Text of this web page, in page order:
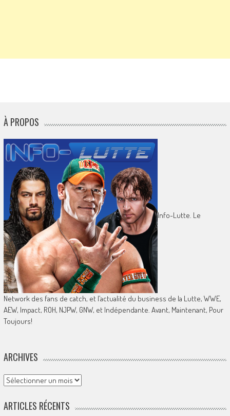
À PROPOS
Info-Lutte. Le
Network des fans de catch, et l’actualité du business de la Lutte, WWE,
AEW, Impact, ROH, NJPW, GNW, et Indépendante. Avant, Maintenant, Pour
Toujours!
ARCHIVES
Archives
ARTICLES RÉCENTS